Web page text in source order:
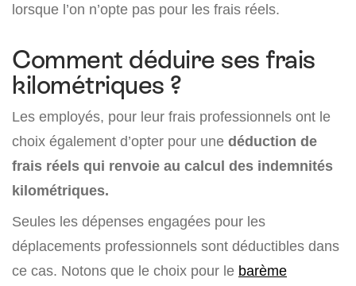
lorsque l’on n’opte pas pour les frais réels.
Comment déduire ses frais
kilométriques ?
Les employés, pour leur frais professionnels ont le
choix également d’opter pour une déduction de
frais réels qui renvoie au calcul des indemnités
kilométriques.
Seules les dépenses engagées pour les
déplacements professionnels sont déductibles dans
ce cas. Notons que le choix pour le barème